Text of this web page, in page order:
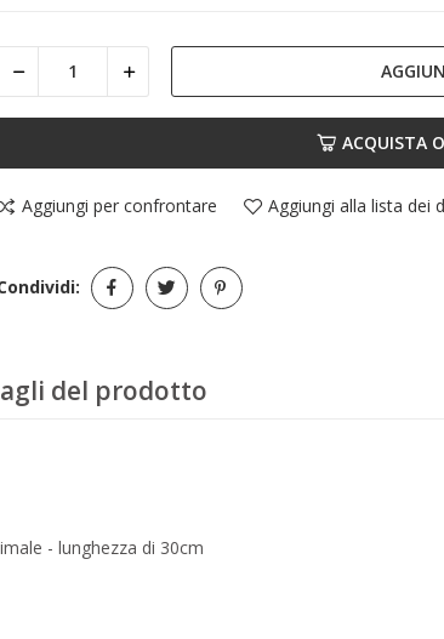
ACQUISTA
Aggiungi per confrontare Aggiungi alla lista dei
del prodotto
- lunghezza di 30cm